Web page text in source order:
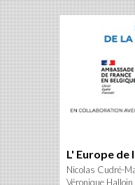
L' Europe de
Nicolas Cudré-
Véronique